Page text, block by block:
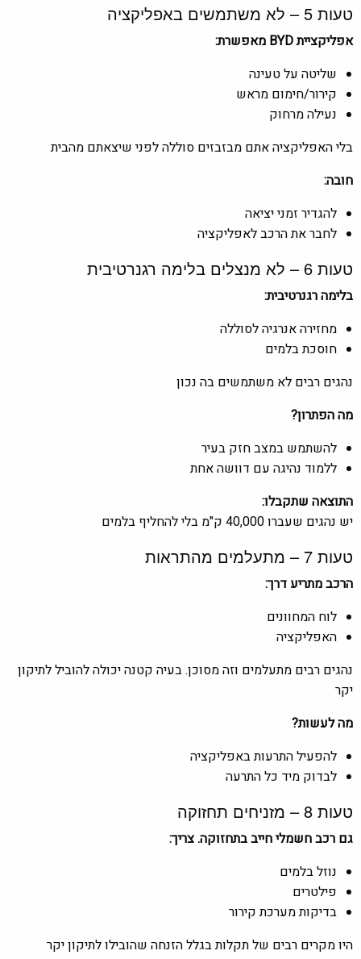
טעות 5 – לא משתמשים באפליקציה
אפליקציית BYD מאפשרת:
שליטה על טעינה
קירור/חימום מראש
נעילה מרחוק
בלי האפליקציה אתם מבזבזים סוללה לפני שיצאתם מהבית
חובה:
להגדיר זמני יציאה
לחבר את הרכב לאפליקציה
טעות 6 – לא מנצלים בלימה רגנרטיבית
בלימה רגנרטיבית:
מחזירה אנרגיה לסוללה
חוסכת בלמים
נהגים רבים לא משתמשים בה נכון
מה הפתרון?
להשתמש במצב חזק בעיר
ללמוד נהיגה עם דוושה אחת
התוצאה שתקבלו:
יש נהגים שעברו 40,000 ק"מ בלי להחליף בלמים
טעות 7 – מתעלמים מהתראות
הרכב מתריע דרך:
לוח המחוונים
האפליקציה
נהגים רבים מתעלמים וזה מסוכן. בעיה קטנה יכולה להוביל לתיקון
יקר
מה לעשות?
להפעיל התרעות באפליקציה
לבדוק מיד כל התרעה
טעות 8 – מזניחים תחזוקה
גם רכב חשמלי חייב בתחזוקה. צריך:
נוזל בלמים
פילטרים
בדיקות מערכת קירור
היו מקרים רבים של תקלות בגלל הזנחה שהובילו לתיקון יקר